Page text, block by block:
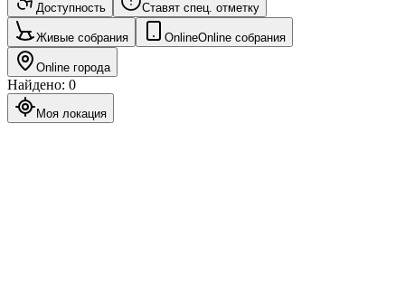
Доступность Ставят спец. отметку
Живые собрания OnlineOnline собрания
Online города
Найдено: 0
Моя локация